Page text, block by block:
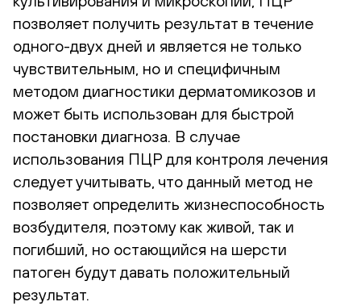
позволяет получить результат в течение
одного-двух дней и является не только
чувствительным, но и специфичным
методом диагностики дерматомикозов и
может быть использован для быстрой
постановки диагноза. В случае
использования ПЦР для контроля лечения
следует учитывать, что данный метод не
позволяет определить жизнеспособность
возбудителя, поэтому как живой, так и
погибший, но остающийся на шерсти
патоген будут давать положительный
результат.